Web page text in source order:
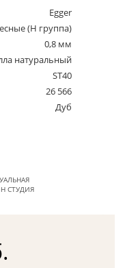
Egger
(Н группа)
0,8 мм
натуральный
ST40
26 566
Дуб
СТУДИЯ